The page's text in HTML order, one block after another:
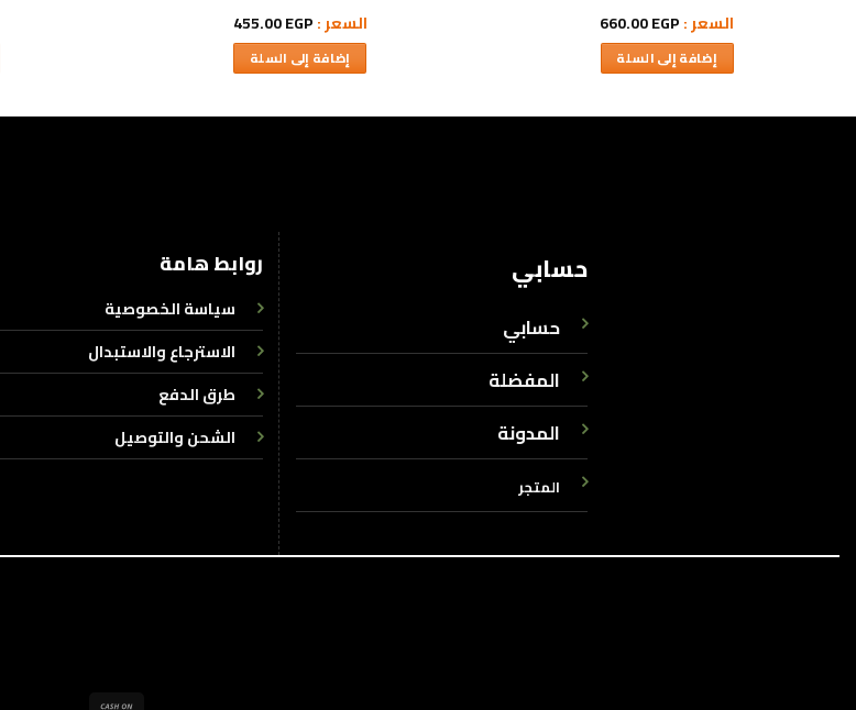
السعر :
660.00EGP
إضافة إلى السلة
السعر :
455.00EGP
إضافة إلى السلة
حسابي
حسابي
المفضلة
المدونة
المتجر
روابط هامة
سياسة الخصوصية
الاسترجاع والاستبدال
طرق الدفع
الشحن والتوصيل